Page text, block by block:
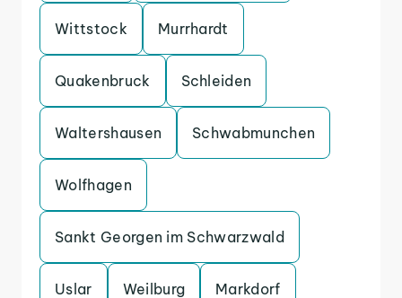
Wittstock Murrhardt
Quakenbruck Schleiden
Waltershausen Schwabmunchen
Wolfhagen
Sankt Georgen im Schwarzwald
Uslar Weilburg Markdorf